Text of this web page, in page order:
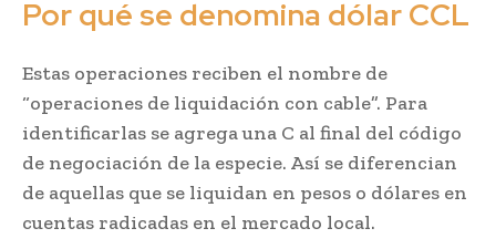
Por qué se denomina dólar CCL
Estas operaciones reciben el nombre de
“operaciones de liquidación con cable”. Para
identificarlas se agrega una C al final del código
de negociación de la especie. Así se diferencian
de aquellas que se liquidan en pesos o dólares en
cuentas radicadas en el mercado local.